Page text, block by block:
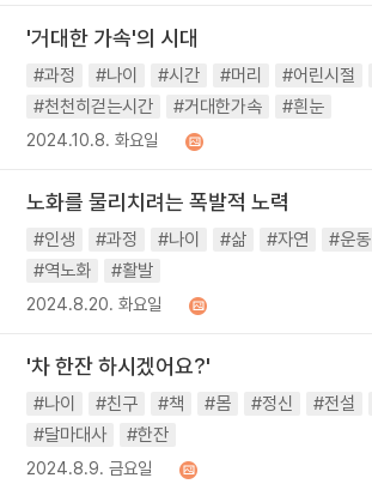
'거대한 가속'의 시대
#과정 #나이 #시간 #머리 #어린시절
#천천히걷는시간
#거대한가속 #흰눈
2024.10.8. 화요일
노화를 물리치려는 폭발적 노력
#인생 #과정 #나이 #삶 #자연 #운동
#역노화
#활발
2024.8.20. 화요일
'차 한잔 하시겠어요?'
#나이 #친구 #책 #몸 #정신 #전설
#달마대사
#한잔
2024.8.9. 금요일